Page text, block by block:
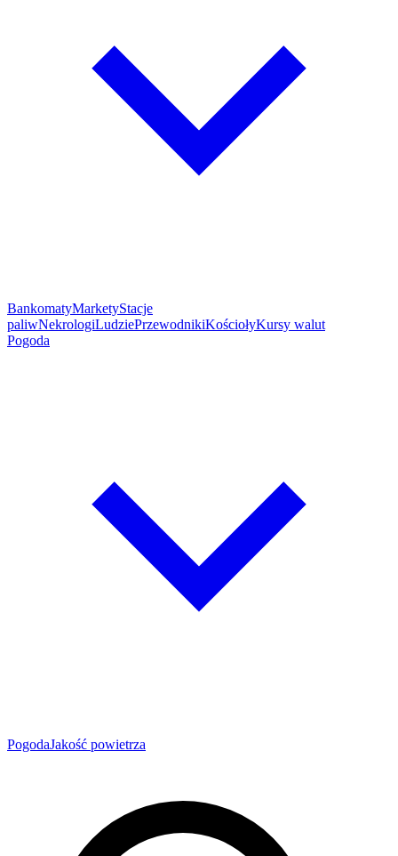
BankomatyMarketyStacje
paliwNekrologiLudziePrzewodnikiKościołyKursy walut
Pogoda
PogodaJakość powietrza